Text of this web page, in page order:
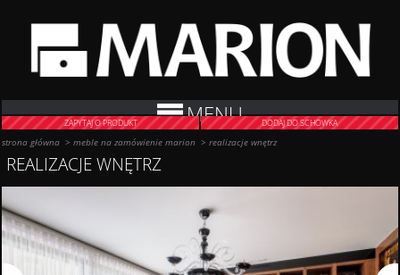
MENU
ZAPYTAJ O PRODUKT DODAJ DO SCHOWKA
strona główna >meble na zamówienie marion >realizacje wnętrz
REALIZACJE WNĘTRZ